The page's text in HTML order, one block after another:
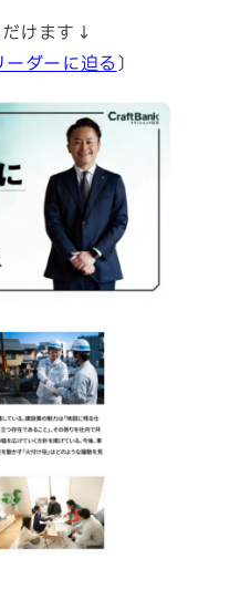
けます↓
ーダーに迫る〕